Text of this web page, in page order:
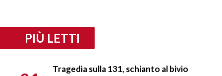
PIÙ LETTI
Tragedia sulla 131, schianto al bivio